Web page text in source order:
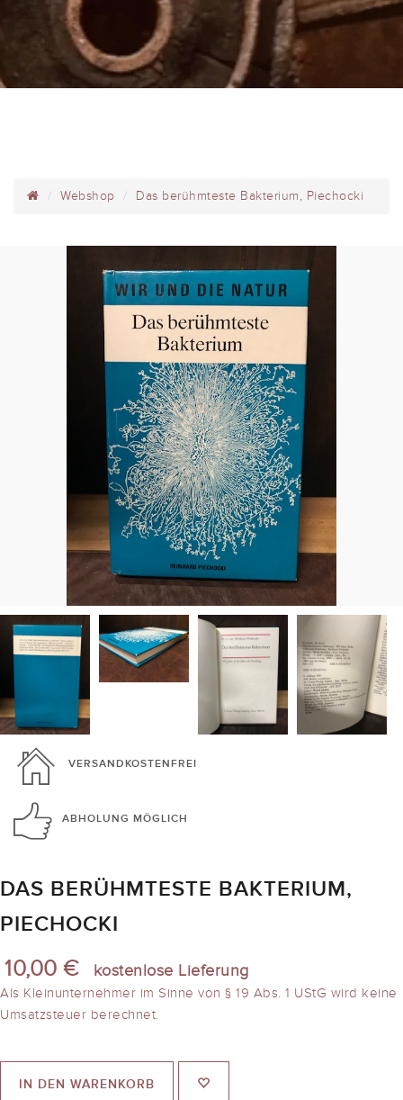
Webshop Das berühmteste Bakterium, Piechocki
VERSANDKOSTENFREI
ABHOLUNG MÖGLICH
DAS BERÜHMTESTE BAKTERIUM,
PIECHOCKI
10,00 € kostenlose Lieferung
Als Kleinunternehmer im Sinne von § 19 Abs. 1 UStG wird keine
Umsatzsteuer berechnet.
IN DEN WARENKORB